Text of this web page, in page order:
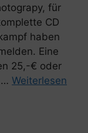
für
CD
haben
Eine
25,-€ oder
… Weiterlesen